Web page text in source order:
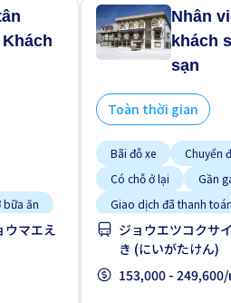
Khách
bữa ăn
ウマエえ
Nhân
khách
sạn
Toàn thời gian
Bãi đỗ xe
Chuyển
Có chỗ ở lại
Gần
Giao dịch đã thanh toán
Hỗ trợ di dời
Thời hạn ngắn
ジョウエツコクサ
き (にいがたけん)
153,000 -